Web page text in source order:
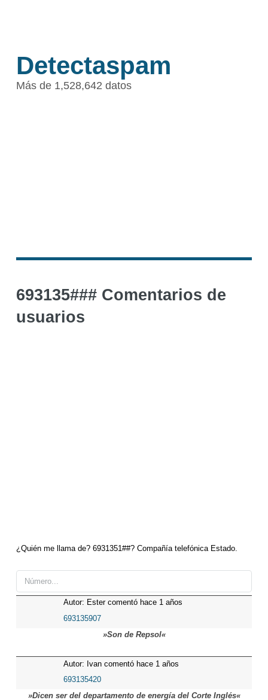
Detectaspam
Más de 1,528,642 datos
693135### Comentarios de
usuarios
¿Quién me llama de? 6931351##? Compañía telefónica Estado.
Autor: Ester comentó hace 1 años
693135907
»Son de Repsol«
Autor: Ivan comentó hace 1 años
693135420
»Dicen ser del departamento de energía del Corte Inglés«